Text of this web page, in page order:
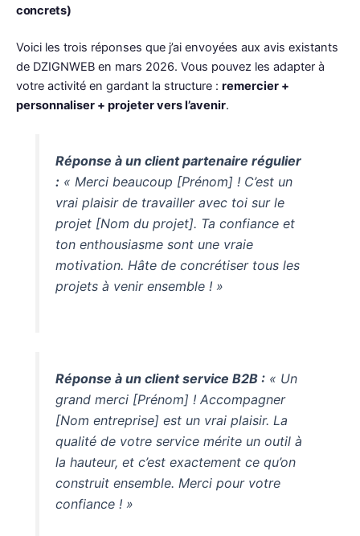
concrets)
Voici les trois réponses que j’ai envoyées aux avis existants
de DZIGNWEB en mars 2026. Vous pouvez les adapter à
votre activité en gardant la structure : remercier +
personnaliser + projeter vers l’avenir.
Réponse à un client partenaire régulier
: « Merci beaucoup [Prénom] ! C’est un
vrai plaisir de travailler avec toi sur le
projet [Nom du projet]. Ta confiance et
ton enthousiasme sont une vraie
motivation. Hâte de concrétiser tous les
projets à venir ensemble ! »
Réponse à un client service B2B : « Un
grand merci [Prénom] ! Accompagner
[Nom entreprise] est un vrai plaisir. La
qualité de votre service mérite un outil à
la hauteur, et c’est exactement ce qu’on
construit ensemble. Merci pour votre
confiance ! »